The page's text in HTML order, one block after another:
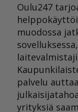
Oulu247
muodossa
palvelu
yrityksiä